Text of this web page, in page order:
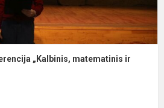
„Kalbinis, matematinis ir